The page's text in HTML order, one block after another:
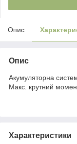
Опис
Опис
Акумуляторна
Макс. крутний
Характеристики